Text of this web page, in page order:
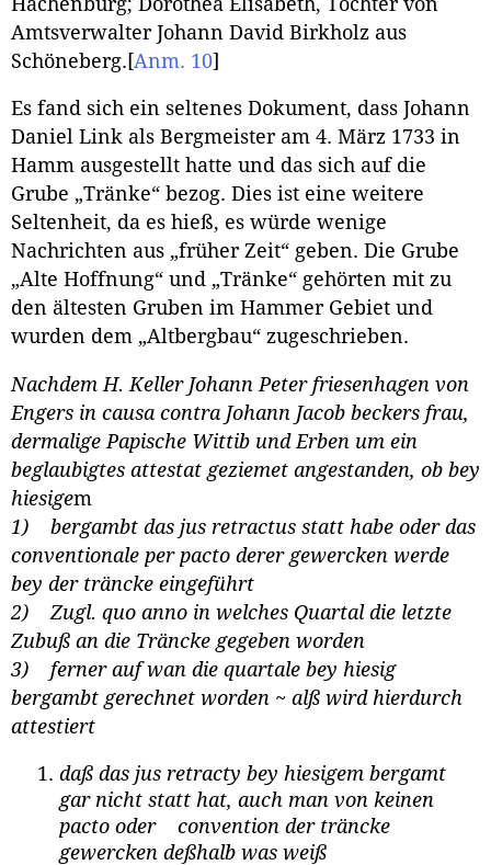
Amtsverwalter Johann David Birkholz aus
Schöneberg. [Anm. 10]
Es fand sich ein seltenes Dokument, dass Johann
Daniel Link als Bergmeister am 4. März 1733 in
Hamm ausgestellt hatte und das sich auf die
Grube „Tränke“ bezog. Dies ist eine weitere
Seltenheit, da es hieß, es würde wenige
Nachrichten aus „früher Zeit“ geben. Die Grube
„Alte Hoffnung“ und „Tränke“ gehörten mit zu
den ältesten Gruben im Hammer Gebiet und
wurden dem „Altbergbau“ zugeschrieben.
Nachdem H. Keller Johann Peter friesenhagen von
Engers in causa contra Johann Jacob beckers frau,
dermalige Papische Wittib und Erben um ein
beglaubigtes attestat geziemet angestanden, ob bey
hiesigem
1) bergambt das jus retractus statt habe oder das
conventionale per pacto derer gewercken werde
bey der träncke eingeführt
2) Zugl. quo anno in welches Quartal die letzte
Zubuß an die Träncke gegeben worden
3) ferner auf wan die quartale bey hiesig
bergambt gerechnet worden ~ alß wird hierdurch
attestiert
daß das jus retracty bey hiesigem bergamt
gar nicht statt hat, auch man von keinen
pacto oder convention der träncke
gewercken deßhalb was weiß